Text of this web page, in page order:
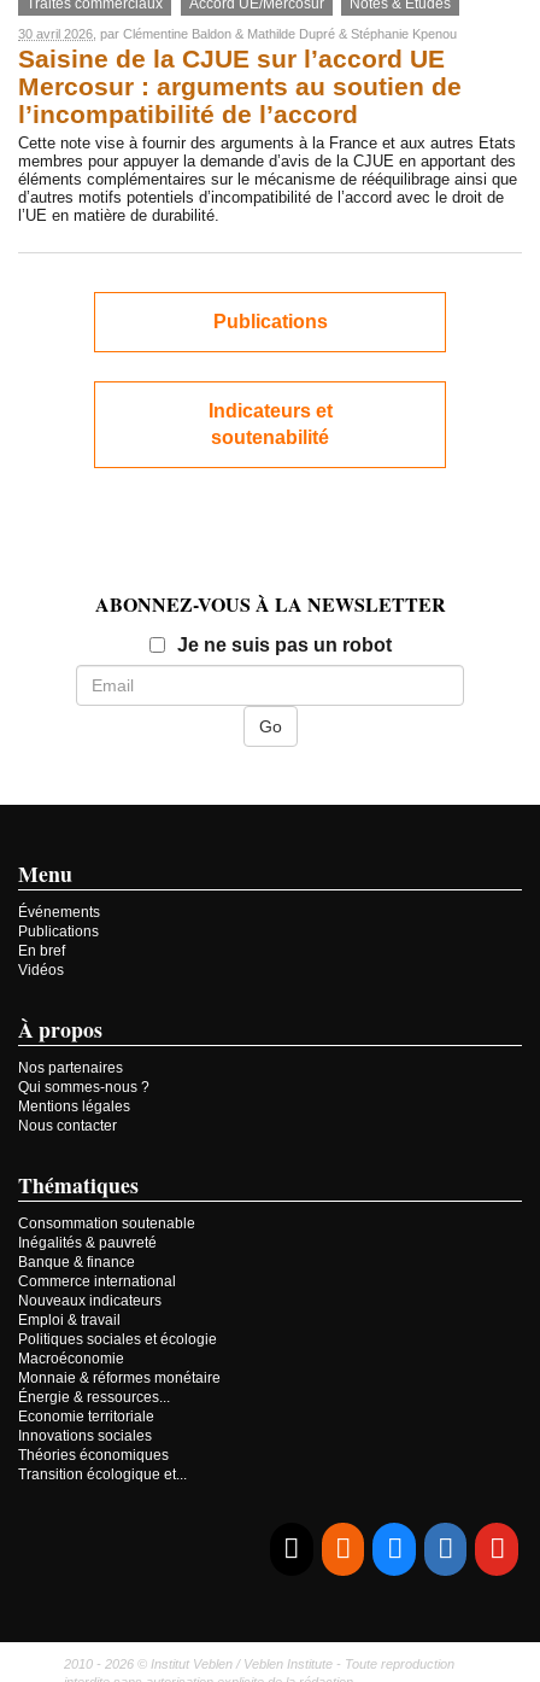
Traités commerciaux Accord UE/Mercosur Notes & Etudes
30 avril 2026 , par Clémentine Baldon & Mathilde Dupré & Stéphanie Kpenou
Saisine de la CJUE sur l’accord UE
Mercosur : arguments au soutien de
l’incompatibilité de l’accord
Cette note vise à fournir des arguments à la France et aux autres Etats
membres pour appuyer la demande d’avis de la CJUE en apportant des
éléments complémentaires sur le mécanisme de rééquilibrage ainsi que
d’autres motifs potentiels d’incompatibilité de l’accord avec le droit de
l’UE en matière de durabilité.
Publications
Indicateurs et
soutenabilité
ABONNEZ-VOUS À LA NEWSLETTER
Je ne suis pas un robotEmail
Menu
Événements
Publications
En bref
Vidéos
À propos
Nos partenaires
Qui sommes-nous ?
Mentions légales
Nous contacter
Thématiques
Consommation soutenable
Inégalités & pauvreté
Banque & finance
Commerce international
Nouveaux indicateurs
Emploi & travail
Politiques sociales et écologie
Macroéconomie
Monnaie & réformes monétaire
Énergie & ressources...
Economie territoriale
Innovations sociales
Théories économiques
Transition écologique et...
2010 - 2026 © Institut Veblen / Veblen Institute - Toute reproduction